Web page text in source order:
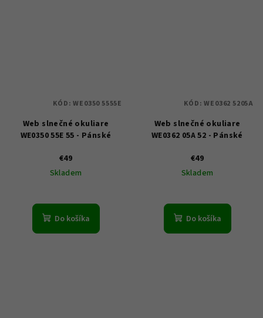
Web slnečné okuliare
WE0350 55E 55 - Pánské
€49
Skladem
Do košíka
KÓD:WE0350 5555E
Web slnečné okuliare
WE0362 05A 52 - Pánské
€49
Skladem
Do košíka
KÓD:WE0362 5205A